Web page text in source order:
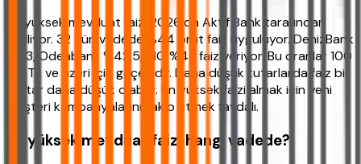
En yüksek mevduat faizi 2026’da Aktif Bank tarafından
veriliyor. 32 gün vadede %44 brüt faiz uyguluyor. DenizBank
%43, Odeabank %42,5, ING %42 faiz veriyor. Bu oranlar 100
bin TL ve üzeri için geçerlidir. Daha düşük tutarlarda faiz bir
miktar daha düşük olabilir. En yüksek faizi almak için yeni
müşteri kampanyalarını takip etmek faydalı.
En yüksek mevduat faizi hangi vadede?